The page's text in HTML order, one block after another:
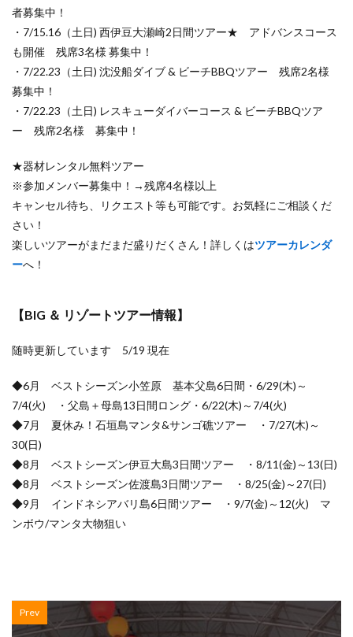
者募集中！
・7/15.16（土日) 西伊豆大瀬崎2日間ツアー★ アドバンスコース
も開催 残席3名様 募集中！
・7/22.23（土日) 沈没船ダイブ & ビーチBBQツアー 残席2名様
募集中！
・7/22.23（土日) レスキューダイバーコース & ビーチBBQツア
ー 残席2名様 募集中！
★器材レンタル無料ツアー
※参加メンバー募集中！→残席4名様以上
キャンセル待ち、リクエスト等も可能です。お気軽にご相談くだ
さい！
楽しいツアーがまだまだ盛りだくさん！詳しくはツアーカレンダ
ーへ！
【BIG ＆ リゾートツアー情報】
随時更新しています 5/19 現在
◆6月 ベストシーズン小笠原 基本父島6日間・6/29(木)～
7/4(火) ・父島＋母島13日間ロング・6/22(木)～7/4(火)
◆7月 夏休み！石垣島マンタ&サンゴ礁ツアー ・7/27(木)～
30(日)
◆8月 ベストシーズン伊豆大島3日間ツアー ・8/11(金)～13(日)
◆8月 ベストシーズン佐渡島3日間ツアー ・8/25(金)～27(日)
◆9月 インドネシアバリ島6日間ツアー ・9/7(金)～12(火) マ
ンボウ/マンタ大物狙い
Prev